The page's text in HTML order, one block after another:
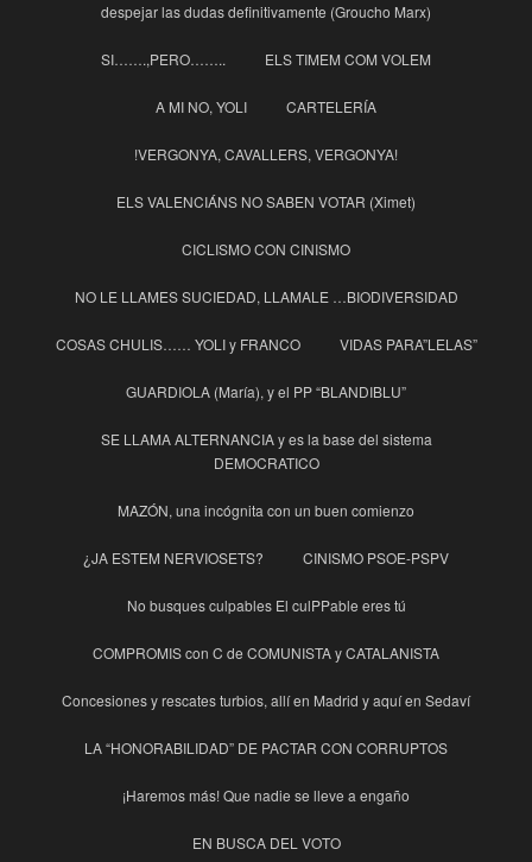
despejar las dudas definitivamente (Groucho Marx)
SI…….,PERO…….. ELS TIMEM COM VOLEM
A MI NO, YOLI CARTELERÍA
!VERGONYA, CAVALLERS, VERGONYA!
ELS VALENCIÁNS NO SABEN VOTAR (Ximet)
CICLISMO CON CINISMO
NO LE LLAMES SUCIEDAD, LLAMALE …BIODIVERSIDAD
COSAS CHULIS…… YOLI y FRANCO VIDAS PARA”LELAS”
GUARDIOLA (María), y el PP “BLANDIBLU”
SE LLAMA ALTERNANCIA y es la base del sistema
DEMOCRATICO
MAZÓN, una incógnita con un buen comienzo
¿JA ESTEM NERVIOSETS? CINISMO PSOE-PSPV
No busques culpables El culPPable eres tú
COMPROMIS con C de COMUNISTA y CATALANISTA
Concesiones y rescates turbios, allí en Madrid y aquí en Sedaví
LA “HONORABILIDAD” DE PACTAR CON CORRUPTOS
¡Haremos más! Que nadie se lleve a engaño
EN BUSCA DEL VOTO